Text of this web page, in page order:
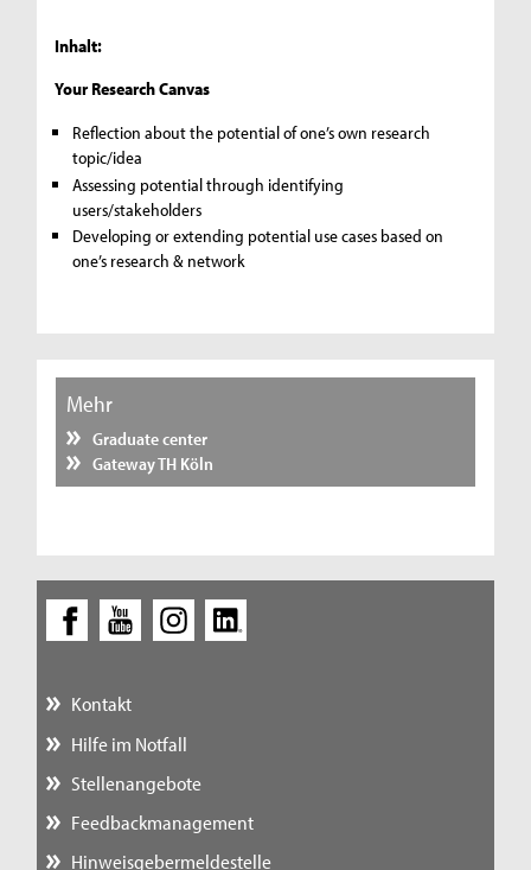
Inhalt:
Your Research Canvas
Reflection about the potential of one’s own research
topic/idea
Assessing potential through identifying
users/stakeholders
Developing or extending potential use cases based on
one’s research & network
Mehr
Graduate center
Gateway TH Köln
Kontakt
Hilfe im Notfall
Stellenangebote
Feedbackmanagement
Hinweisgebermeldestelle